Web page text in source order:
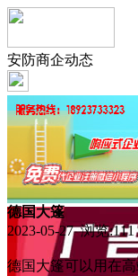
安防商企动态
德国大篷
2023-05-27 浏览:111
德国大篷可以用在